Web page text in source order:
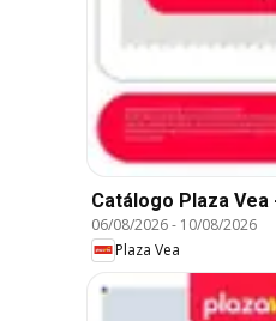
Catálogo Plaza Vea
06/08/2026- 10/08/2026
Plaza Vea